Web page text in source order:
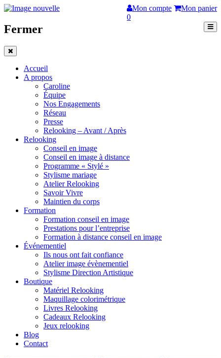
Mon compte
Mon panier
0
Fermer
Accueil
A propos
Caroline
Équipe
Nos Engagements
Réseau
Presse
Relooking – Avant / Après
Relooking
Conseil en image
Conseil en image à distance
Programme « Stylé »
Stylisme mariage
Atelier Relooking
Savoir Vivre
Maintien du corps
Formation
Formation conseil en image
Prestations pour l’entreprise
Formation à distance conseil en image
Événementiel
Ils nous ont fait confiance
Atelier image évènementiel
Stylisme Direction Artistique
Boutique
Matériel Relooking
Maquillage colorimétrique
Livres Relooking
Cadeaux Relooking
Jeux relooking
Blog
Contact